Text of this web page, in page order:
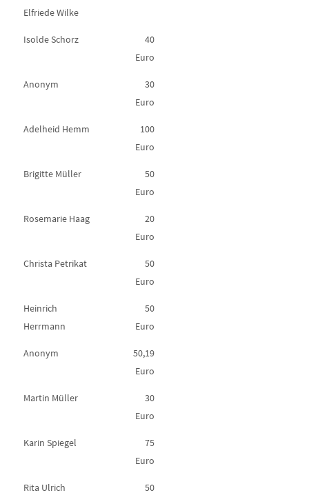
Elfriede Wilke
Isolde Schorz
40
Euro
Anonym
30
Euro
Adelheid Hemm
100
Euro
Brigitte Müller
50
Euro
Rosemarie Haag
20
Euro
Christa Petrikat
50
Euro
Heinrich
Herrmann
50
Euro
Anonym
50,19
Euro
Martin Müller
30
Euro
Karin Spiegel
75
Euro
Rita Ulrich
50